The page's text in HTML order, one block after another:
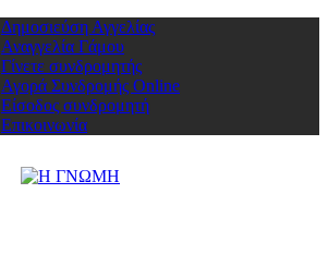
Δημοσιεύση Αγγελίας
Αναγγελία Γάμου
Γίνετε συνδρομητής
Αγορά Συνδρομής Online
Είσοδος συνδρομητή
Επικοινωνία